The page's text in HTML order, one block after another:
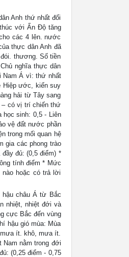
Anh thứ nhất đối
với Ấn Độ tăng
các 4 lên. nước
thực dân Anh đã
thương. Số tiền
nghĩa thực dân
Nam Á vì: thứ nhất
Hiệp ước, kiến suy
hải từ Tây sang
– có vị trí chiến thứ
học sinh: 0,5 - Liên
vệ đất nước phần
trong mối quan hệ
gia các phong trào
đủ: (0,5 điểm) *
tính điểm * Mức
hoặc có trả lời
châu Á từ Bắc
nhiệt, nhiệt đới và
cực Bắc đến vùng
hậu gió mùa: Mùa
mưa ít. khô, mưa ít.
Nam nằm trong đới
(0,25 điểm - 0,75